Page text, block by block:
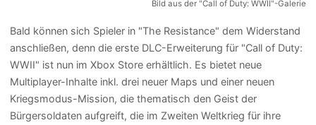
Bild aus der "Call of Duty: WWII"-Galerie
Bald können sich Spieler in "The Resistance" dem Widerstand
anschließen, denn die erste DLC-Erweiterung für "Call of Duty:
WWII" ist nun im Xbox Store erhältlich. Es bietet neue
Multiplayer-Inhalte inkl. drei neuer Maps und einer neuen
Kriegsmodus-Mission, die thematisch den Geist der
Bürgersoldaten aufgreift, die im Zweiten Weltkrieg für ihre